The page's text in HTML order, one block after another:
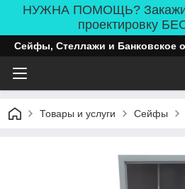
НУЖНА ПОМОЩЬ? Закажи
проектировку
Сейфы, Стеллажи и Банковское
Товары и услуги Сейфы